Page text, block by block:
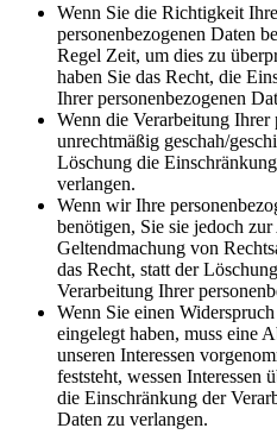
Wenn Sie die Richtigkeit
personenbezogenen Daten
Regel Zeit, um dies zu
haben Sie das Recht, die
Ihrer personenbezogenen
Wenn die Verarbeitung Ihrer
unrechtmäßig geschah/
Löschung die
verlangen.
Wenn wir Ihre
benötigen, Sie sie jedoch
Geltendmachung von
das Recht, statt der
Verarbeitung Ihrer
Wenn Sie einen
eingelegt haben, muss eine
unseren Interessen
feststeht, wessen Interessen
die Einschränkung der
Daten zu verlangen.